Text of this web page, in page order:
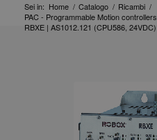
Sei in: Home / Catalogo / Ricambi /
PAC - Programmable Motion controllers
RBXE | AS1012.121 (CPU586, 24VDC)